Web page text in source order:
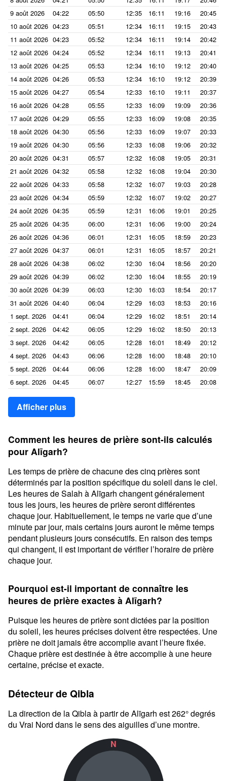
9 août 2026
04:22 05:50 12:35 16:11 19:16
20:45
10 août 2026 04:23 05:51 12:34 16:11 19:15
20:43
11 août 2026 04:23 05:52 12:34 16:11 19:14
20:42
12 août 2026 04:24 05:52 12:34 16:11 19:13
20:41
13 août 2026 04:25 05:53 12:34 16:10 19:12
20:40
14 août 2026 04:26 05:53 12:34 16:10 19:12
20:39
15 août 2026 04:27 05:54 12:33 16:10 19:11
20:37
16 août 2026 04:28 05:55 12:33 16:09 19:09
20:36
17 août 2026 04:29 05:55 12:33 16:09 19:08
20:35
18 août 2026 04:30 05:56 12:33 16:09 19:07
20:33
19 août 2026 04:30 05:56 12:33 16:08 19:06
20:32
20 août 2026 04:31 05:57 12:32 16:08 19:05
20:31
21 août 2026 04:32 05:58 12:32 16:08 19:04
20:30
22 août 2026 04:33 05:58 12:32 16:07 19:03
20:28
23 août 2026 04:34 05:59 12:32 16:07 19:02
20:27
24 août 2026 04:35 05:59 12:31 16:06 19:01
20:25
25 août 2026 04:35 06:00 12:31 16:06 19:00
20:24
26 août 2026 04:36 06:01 12:31 16:05 18:59
20:23
27 août 2026 04:37 06:01 12:31 16:05 18:57
20:21
28 août 2026 04:38 06:02 12:30 16:04 18:56
20:20
29 août 2026 04:39 06:02 12:30 16:04 18:55
20:19
30 août 2026 04:39 06:03 12:30 16:03 18:54
20:17
31 août 2026 04:40 06:04 12:29 16:03 18:53
20:16
1 sept. 2026
04:41 06:04 12:29 16:02 18:51
20:14
2 sept. 2026
04:42 06:05 12:29 16:02 18:50
20:13
3 sept. 2026
04:42 06:05 12:28 16:01 18:49
20:12
4 sept. 2026
04:43 06:06 12:28 16:00 18:48
20:10
5 sept. 2026
04:44 06:06 12:28 16:00 18:47
20:09
6 sept. 2026
04:45 06:07 12:27 15:59 18:45 20:08
Afficher plus
Comment les heures de prière sont-ils calculés
pour Alīgarh?
Les temps de prière de chacune des cinq prières sont
déterminés par la position spécifique du soleil dans le ciel.
Les heures de Salah à Alīgarh changent généralement
tous les jours, les heures de prière seront différentes
chaque jour. Habituellement, le temps ne varie que d’une
minute par jour, mais certains jours auront le même temps
pendant plusieurs jours consécutifs. En raison des temps
qui changent, il est important de vérifier l’horaire de prière
chaque jour.
Pourquoi est-il important de connaître les
heures de prière exactes à Alīgarh?
Puisque les heures de prière sont dictées par la position
du soleil, les heures précises doivent être respectées. Une
prière ne doit jamais être accomplie avant l’heure fixée.
Chaque prière est destinée à être accomplie à une heure
certaine, précise et exacte.
Détecteur de Qibla
La direction de la Qibla à partir de Alīgarh est 262° degrés
du Vrai Nord dans le sens des aiguilles d’une montre.
N